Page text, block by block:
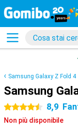
Samsung Galaxy Z Fold 4
Samsung
4.5 stelle 8,9
Non più disponibile